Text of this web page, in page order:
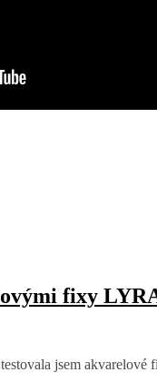
fixy
jsem akvarelové